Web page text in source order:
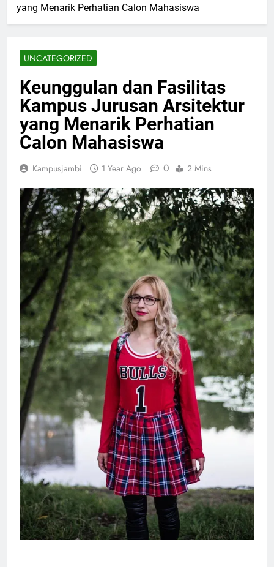
yang Menarik Perhatian Calon Mahasiswa
UNCATEGORIZED
Keunggulan dan Fasilitas
Kampus Jurusan Arsitektur
yang Menarik Perhatian
Calon Mahasiswa
Kampusjambi 1 Year Ago 0 2 Mins